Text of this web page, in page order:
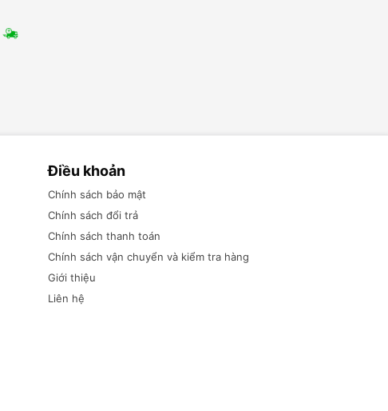
Điều khoản
Chính sách bảo mật
Chính sách đổi trả
Chính sách thanh toán
Chính sách vận chuyển và kiểm tra hàng
Giới thiệu
Liên hệ